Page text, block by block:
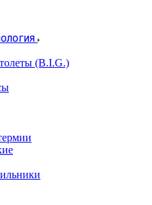
(B.I.G.)